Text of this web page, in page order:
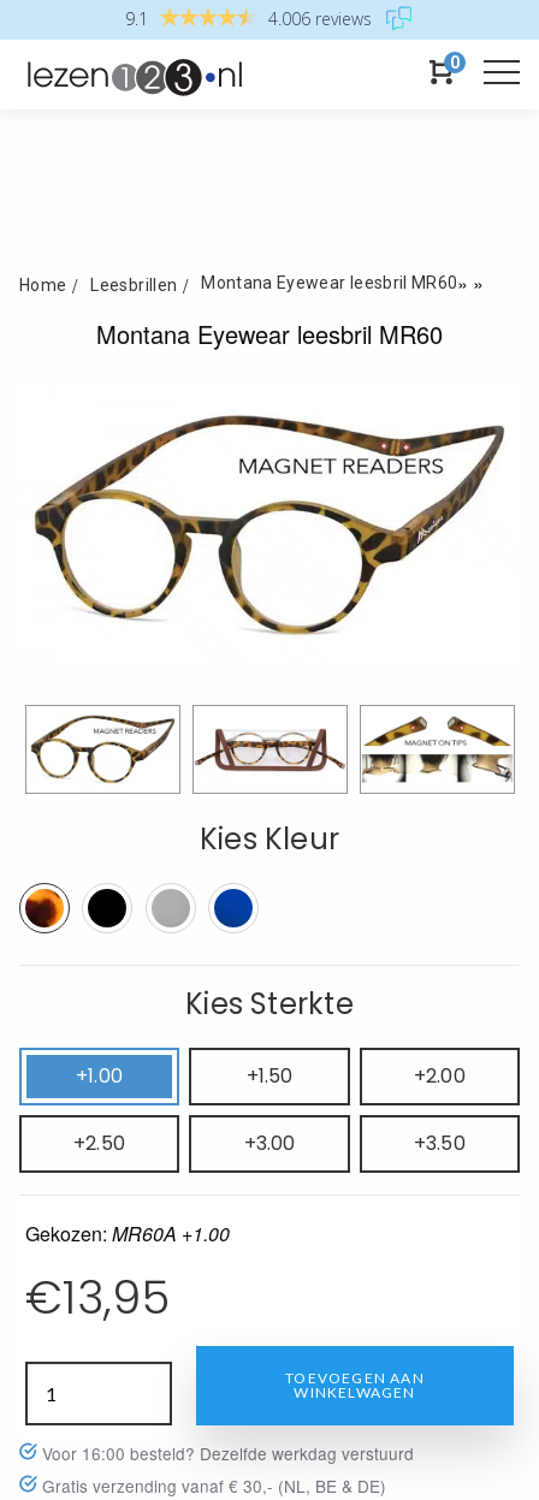
9.1 4.006 reviews
0
Home »
Leesbrillen »
Montana Eyewear leesbril MR60
Montana Eyewear leesbril MR60
Kies Kleur
Kies Sterkte
+1.00 +1.50 +2.00
+2.50 +3.00 +3.50
Gekozen: MR60A +1.00
€13,95
TOEVOEGEN AAN
WINKELWAGEN
Voor 16:00 besteld? Dezelfde werkdag verstuurd
Gratis verzending vanaf € 30,- (NL, BE & DE)